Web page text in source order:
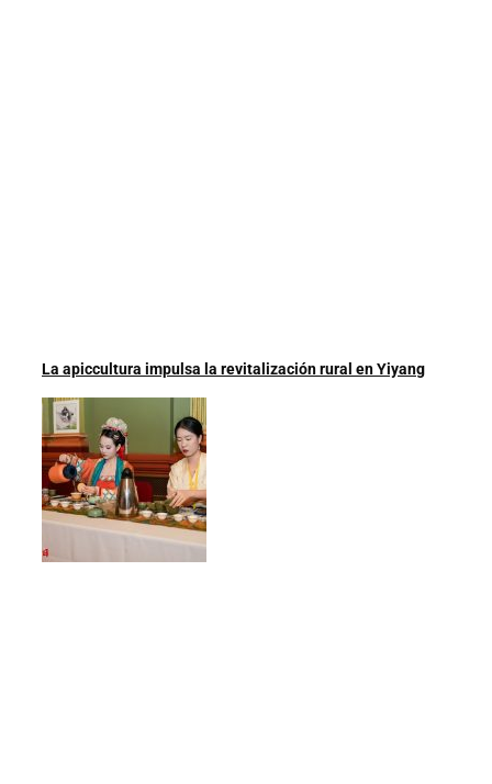
La apiccultura impulsa la revitalización rural en Yiyang